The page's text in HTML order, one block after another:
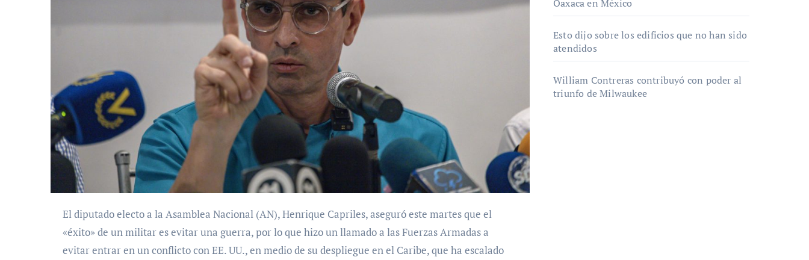
El diputado electo a la Asamblea Nacional (AN), Henrique Capriles, aseguró este martes que el
«éxito» de un militar es evitar una guerra, por lo que hizo un llamado a las Fuerzas Armadas a
evitar entrar en un conflicto con EE. UU., en medio de su despliegue en el Caribe, que ha escalado
Oaxaca en México
Esto dijo sobre los edificios que no han sido
atendidos
William Contreras contribuyó con poder al
triunfo de Milwaukee